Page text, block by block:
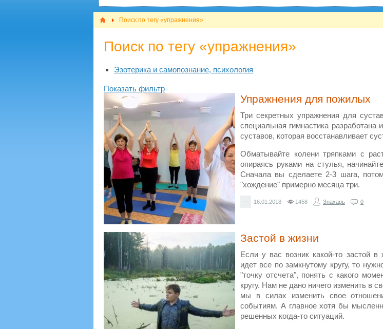
Поиск по тегу «упражнения»
Поиск по тегу «упражнения»
Эзотерика и самопознание, психология
Показать фильтр
Упражнения для пожилых
Три секретных упражнения для
специальная гимнастика разработана
суставов, которая восстанавливает
Обматывайте колени тряпками с
опираясь руками на стулья,
Сначала вы сделаете 2-3 шага,
"хождение" примерно месяца три.
— 16.01.2018 1458 Знахарь 0
Застой в жизни
Если у вас возник какой-то застой
идет все по замкнутому кругу, то
"точку отсчета", понять с какого
кругу. Нам не дано ничего изменить в
мы в силах изменить свое
событиям. А главное хотя бы
решенных когда-то ситуаций.